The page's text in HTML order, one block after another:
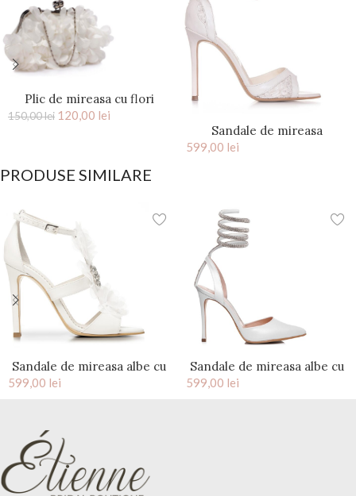
Plic de mireasa cu flori
saten Ivory Kiss
150,00lei 120,00 lei
Sandale de mireasa
THÉRÈSE 100MM cu dantela
599,00 lei
PRODUSE SIMILARE
Sandale de mireasa albe cu
accesoriu pietre cristal
599,00 lei
Sandale de mireasa albe cu
strasuri pe glezna Bellamy
599,00 lei